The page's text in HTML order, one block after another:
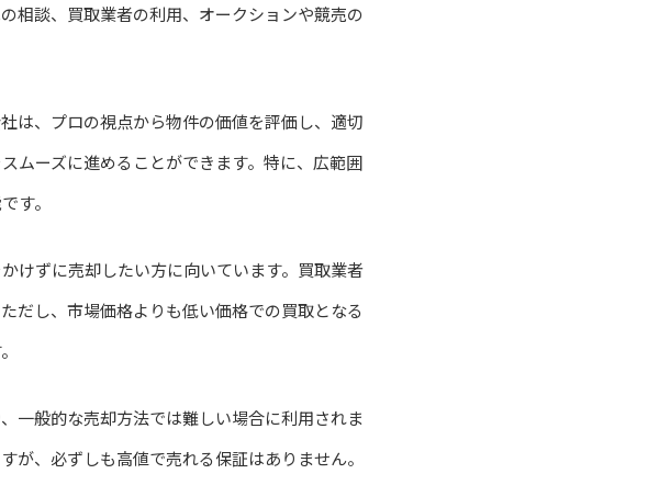
相談、買取業者の利用、オークションや競売の
は、プロの視点から物件の価値を評価し、適切
ムーズに進めることができます。特に、広範囲
す。
けずに売却したい方に向いています。買取業者
だし、市場価格よりも低い価格での買取となる
一般的な売却方法では難しい場合に利用されま
が、必ずしも高値で売れる保証はありません。